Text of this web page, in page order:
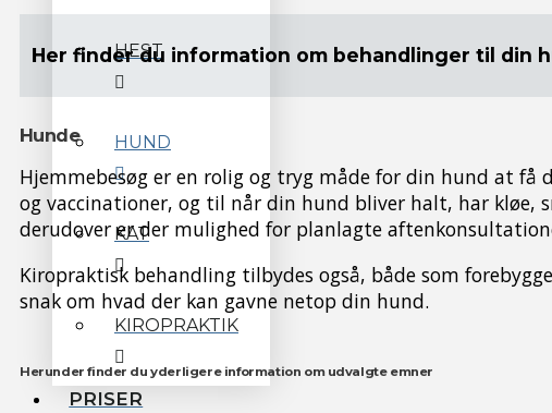
HEST
HUND
KAT
KIROPRAKTIK
PRISER
Her finder du information om behandlinger til din
Hunde
Hjemmebesøg er en rolig og tryg måde for din hund at
og vaccinationer, og til når din hund bliver halt, har kløe,
derudover er der mulighed for planlagte
Kiropraktisk behandling tilbydes også, både som
snak om hvad der kan gavne netop din hund.
Herunder finder du yderligere information om udvalgte emner